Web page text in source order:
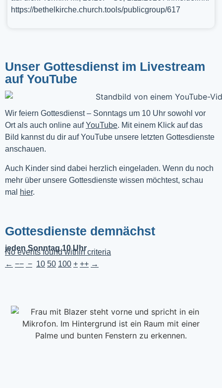
https://bethelkirche.church.tools/publicgroup/617
Unser Gottesdienst im Livestream
auf YouTube
Wir feiern Gottesdienst – Sonntags um 10 Uhr sowohl vor
Ort als auch online auf YouTube. Mit einem Klick auf das
Bild kannst du dir auf YouTube unsere letzten Gottesdienste
anschauen.
Auch Kinder sind dabei herzlich eingeladen. Wenn du noch
mehr über unsere Gottesdienste wissen möchtest, schau
mal
hier.
Gottesdienste demnächst
jeden Sonntag 10 Uhr
No events found within criteria
← −− − 10 50 100 + ++ →